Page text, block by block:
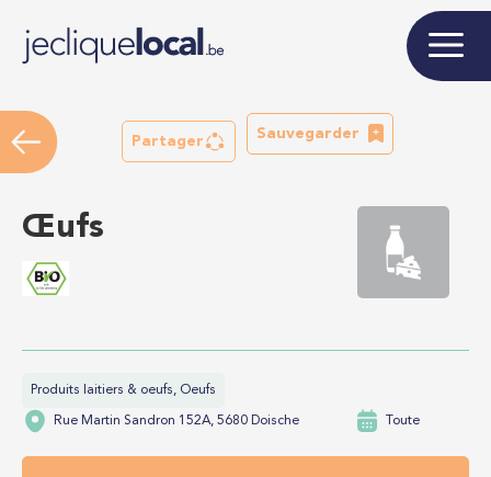
Partager
Sauvegarder
Œufs
Produits laitiers & oeufs, Oeufs
Rue Martin Sandron 152A, 5680 Doische Toute